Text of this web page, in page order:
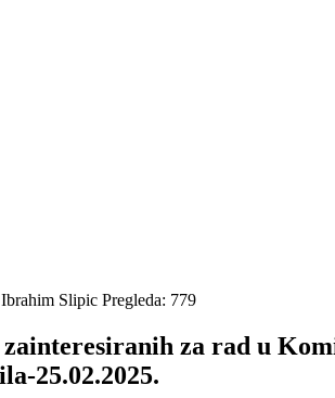
Ibrahim Slipic Pregleda: 779
za rad u
25.02.2025.